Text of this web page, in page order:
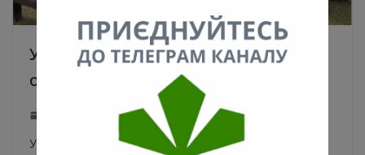
У Києві з’явилася лавка з моху, що
очищає повітря. Відео
Усі охочі можуть посидіти на цій лавці та